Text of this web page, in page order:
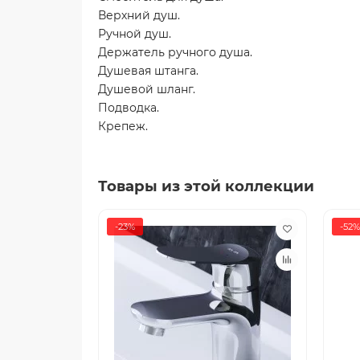
Верхний душ.
Ручной душ.
Держатель ручного душа.
Душевая штанга.
Душевой шланг.
Подводка.
Крепеж.
Товары из этой коллекции
-23% -52%